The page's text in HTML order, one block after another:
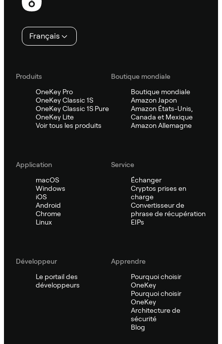
page
Français
Produits
OneKey Pro
OneKey Classic 1S
OneKey Classic 1S Pure
OneKey Lite
Voir tous les produits
Boutique mondiale
Boutique mondiale
Amazon Japon
Amazon États-Unis,
Canada et Mexique
Amazon Allemagne
Application
macOS
Windows
iOS
Android
Chrome
Linux
Service
Échanger
Cryptos prises en
charge
Convertisseur de
phrase de récupération
EIPs
Développeur
Le portail des
développeurs
Apprendre
Pourquoi choisir
OneKey
Pourquoi choisir
OneKey
Architecture de
sécurité
Blog